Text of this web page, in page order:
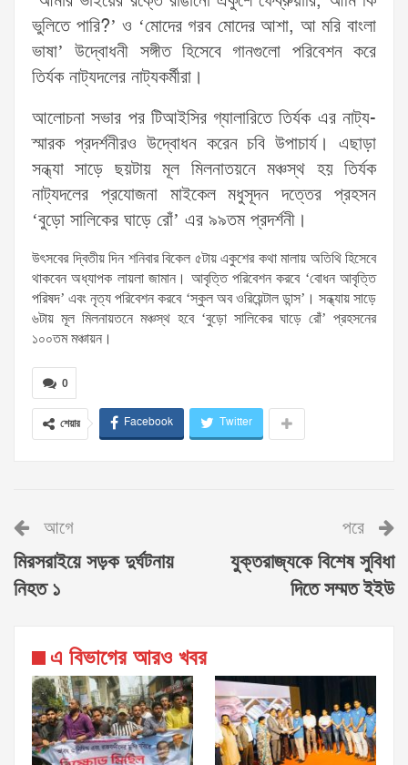
ভুলিতে পারি?’ ও ‘মোদের গরব মোদের আশা, আ মরি বাংলা
ভাষা’ উদ্বোধনী সঙ্গীত হিসেবে গানগুলো পরিবেশন করে
তির্যক নাট্যদলের নাট্যকর্মীরা।
আলোচনা সভার পর টিআইসির গ্যালারিতে তির্যক এর নাট্য-
স্মারক প্রদর্শনীরও উদ্বোধন করেন চবি উপাচার্য। এছাড়া
সন্ধ্যা সাড়ে ছয়টায় মূল মিলনাতয়নে মঞ্চস্থ হয় তির্যক
নাট্যদলের প্রযোজনা মাইকেল মধুসূদন দত্তের প্রহসন
‘বুড়ো সালিকের ঘাড়ে রোঁ’ এর ৯৯তম প্রদর্শনী।
উৎসবের দ্বিতীয় দিন শনিবার বিকেল ৫টায় একুশের কথা মালায় অতিথি হিসেবে
থাকবেন অধ্যাপক লায়লা জামান। আবৃত্তি পরিবেশন করবে ‘বোধন আবৃত্তি
পরিষদ’ এবং নৃত্য পরিবেশন করবে ‘স্কুল অব ওরিয়েন্টাল ডান্স’। সন্ধ্যায় সাড়ে
৬টায় মূল মিলনায়তনে মঞ্চস্থ হবে ‘বুড়ো সালিকের ঘাড়ে রোঁ’ প্রহসনের
১০০তম মঞ্চায়ন।
0
শেয়ার Facebook Twitter
আগে
মিরসরাইয়ে সড়ক দুর্ঘটনায়
নিহত ১
পরে
যুক্তরাজ্যকে বিশেষ সুবিধা
দিতে সম্মত ইইউ
এ বিভাগের আরও খবর